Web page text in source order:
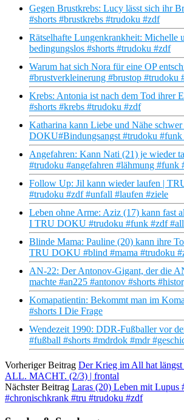
Gegen Brustkrebs: Lucy lässt sich ihr
#shorts #brustkrebs #trudoku #zdf
Rätselhafte Lungenkrankheit: Michelle
bedingungslos #shorts #trudoku #zdf
Warum hat sich Nora für eine OP
#brustverkleinerung #brustop #trudoku
Krebs: Antonia ist nach dem Tod ihrer
#shorts #krebs #trudoku #zdf
Katharina kann Liebe und Nähe
DOKU#Bindungsangst #trudoku
Angefahren: Kann Nati (21) je wieder
#trudoku #angefahren #lähmung #funk
Follow Up: Jil kann wieder laufen |
#trudoku #zdf #unfall #laufen #ziele
Leben ohne Arme: Aziz (17) kann fast
I TRU DOKU #trudoku #funk #zdf
Blinde Mama: Pauline (20) kann ihre
TRU DOKU #blind #mama #trudoku
AN-22: Der Antonov-Gigant, der die
machte #an225 #antonov #shorts
Komapatientin: Bekommt man im
#shorts I Die Frage
Wendezeit 1990: DDR-Fußballer vor
#fußball #shorts #mdrdok #mdr
Vorheriger Beitrag Der Krieg im All hat
ALL. MACHT. (2/3) | frontal
Nächster Beitrag Laras (20) Leben mit Lupus
#chronischkrank #tru #trudoku #zdf